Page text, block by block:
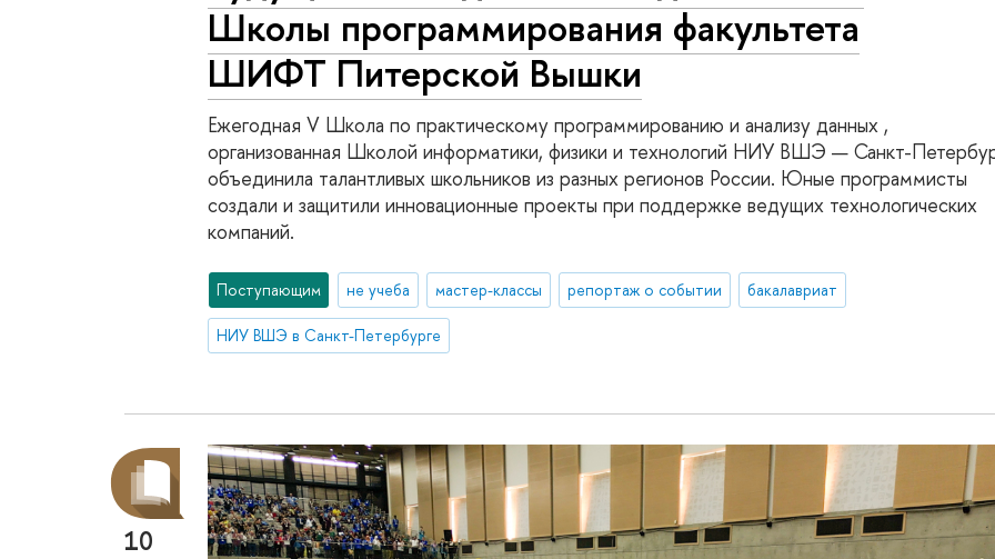
Школы программирования факультета
ШИФТ Питерской Вышки
Ежегодная V Школа по практическому программированию и анализу данных ,
организованная Школой информатики, физики и технологий НИУ ВШЭ — Санкт-
объединила талантливых школьников из разных регионов России. Юные программисты
создали и защитили инновационные проекты при поддержке ведущих технологических
компаний.
Поступающим не учеба мастер-классы репортаж о событии бакалавриат
НИУ ВШЭ в Санкт-Петербурге
10